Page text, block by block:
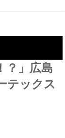
？」広島
テックス